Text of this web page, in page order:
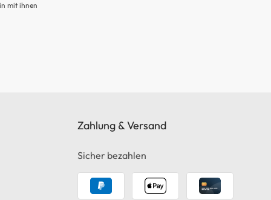
mit ihnen
Zahlung & Versand
Sicher bezahlen